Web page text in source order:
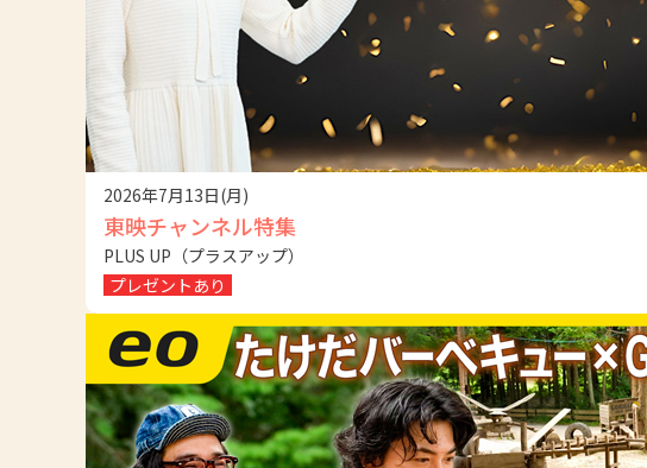
2026年7月13日(月)
東映チャンネル特集
PLUS UP（プラスアップ）
プレゼントあり